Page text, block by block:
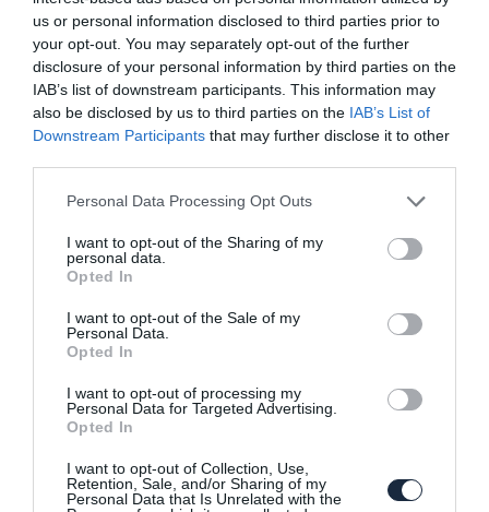
us or personal information disclosed to third parties prior to
your opt-out. You may separately opt-out of the further
disclosure of your personal information by third parties on the
IAB’s list of downstream participants. This information may
also be disclosed by us to third parties on the IAB’s List of
Downstream Participants that may further disclose it to other
Please note that this website/app uses one or more Google
not limited to your visit or usage behaviour. You may click to
grant or deny consent to Google and its third-party tags to
use your data for below specified purposes in below Google
consent section.
Personal Data Processing Opt Outs
I want to opt-out of the Sharing of my
personal data.
Opted In
I want to opt-out of the Sale of my
Personal Data.
Opted In
I want to opt-out of processing my
Personal Data for Targeted Advertising.
Opted In
I want to opt-out of Collection, Use,
Retention, Sale, and/or Sharing of my
Personal Data that Is Unrelated with the
Látatlanban elkelt az Italdesign szuper-
sportkocsija
Eladja a Volkswagen-csoport az
Italdesign stúdiót